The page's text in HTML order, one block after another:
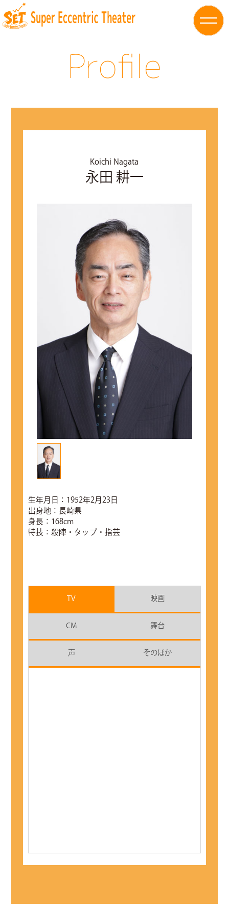
Profile
Koichi Nagata
永田 耕一
生年月日：1952年2月23日
出身地：長崎県
身長：168cm
特技：殺陣・タップ・指芸
TV 映画
CM 舞台
声 そのほか